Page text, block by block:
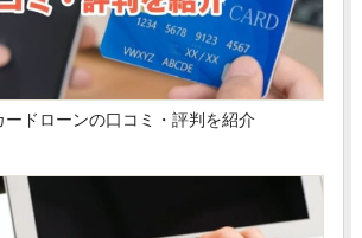
ードローンの口コミ・評判を紹介